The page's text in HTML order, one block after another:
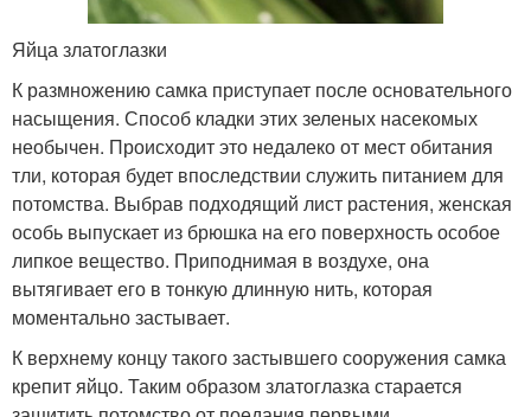
Яйца златоглазки
К размножению самка приступает после основательного
насыщения. Способ кладки этих зеленых насекомых
необычен. Происходит это недалеко от мест обитания
тли, которая будет впоследствии служить питанием для
потомства. Выбрав подходящий лист растения, женская
особь выпускает из брюшка на его поверхность особое
липкое вещество. Приподнимая в воздухе, она
вытягивает его в тонкую длинную нить, которая
моментально застывает.
К верхнему концу такого застывшего сооружения самка
крепит яйцо. Таким образом златоглазка старается